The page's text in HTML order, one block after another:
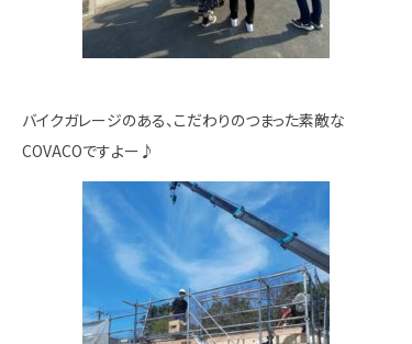
バイクガレージのある、こだわりのつまった素敵な
COVACOですよー♪